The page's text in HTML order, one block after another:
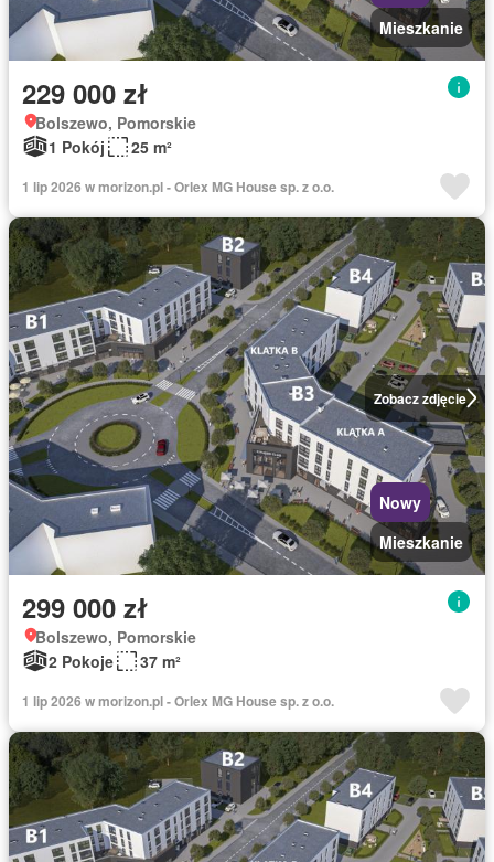
Mieszkanie
229 000 zł
Bolszewo, Pomorskie
1 Pokój
25 m²
1 lip 2026 w morizon.pl - Orlex MG House sp. z o.o.
Zobacz zdjęcie
Nowy
Mieszkanie
299 000 zł
Bolszewo, Pomorskie
2 Pokoje
37 m²
1 lip 2026 w morizon.pl - Orlex MG House sp. z o.o.